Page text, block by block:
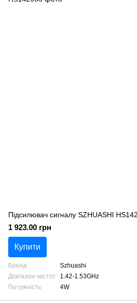
Підсилювач сигналу SZHUASHI
1 923.00 грн
Купити
Бренд
Szhuashi
Діапазон частот
1.42-1.53GHz
Потужність
4W